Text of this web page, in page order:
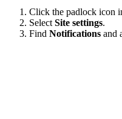
Click the padlock icon
Select Site settings.
Find Notifications and